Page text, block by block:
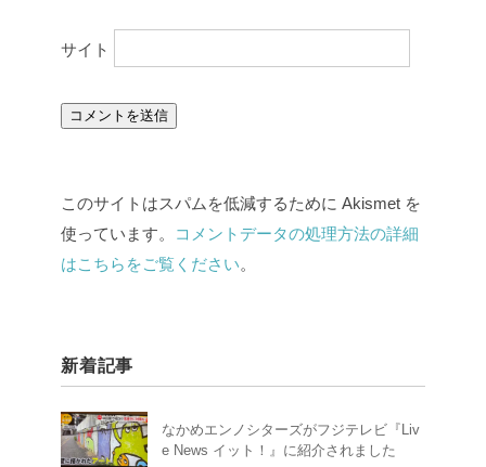
サイト
このサイトはスパムを低減するために Akismet を
使っています。
コメントデータの処理方法の詳細
はこちらをご覧ください。
新着記事
なかめエンノシターズがフジテレビ『Liv
e News イット！』に紹介されました